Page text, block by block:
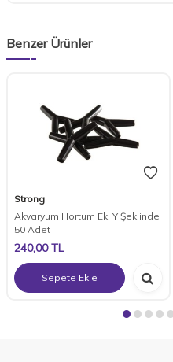
Benzer Ürünler
Strong
Akvaryum Hortum Eki Y Şeklinde
50 Adet
240,00TL
Sepete Ekle